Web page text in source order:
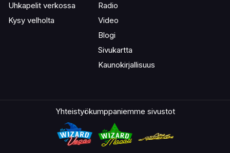
Uhkapelit verkossa
Kysy velholta
Radio
Video
Blogi
Sivukartta
Kaunokirjallisuus
Yhteistyökumppaniemme sivustot